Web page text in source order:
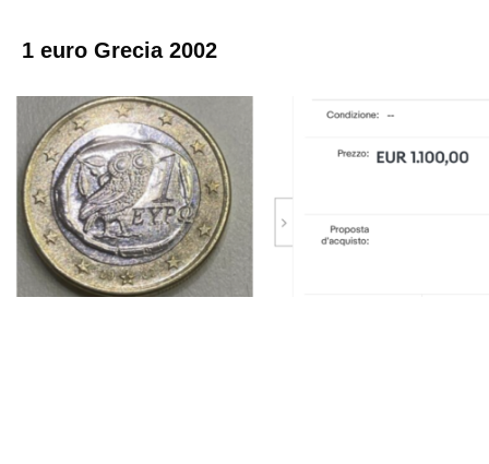
1 euro Grecia 2002